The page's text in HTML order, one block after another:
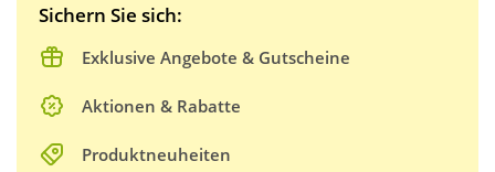
Sichern Sie sich:
Exklusive Angebote & Gutscheine
Aktionen & Rabatte
Produktneuheiten